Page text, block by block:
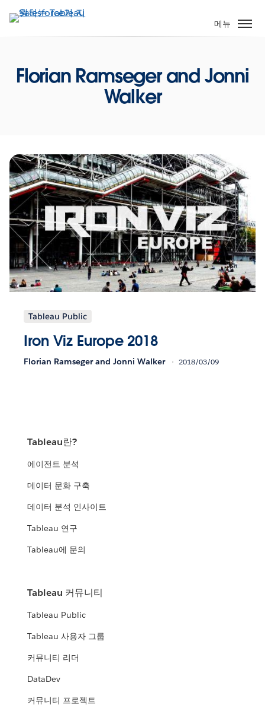
요
메뉴
Florian Ramseger and Jonni
Walker
Tableau Public
Iron Viz Europe 2018
Florian Ramseger and Jonni Walker 2018/03/09
Tableau란?
에이전트 분석
데이터 문화 구축
데이터 분석 인사이트
Tableau 연구
Tableau에 문의
Tableau 커뮤니티
Tableau Public
Tableau 사용자 그룹
커뮤니티 리더
DataDev
커뮤니티 프로젝트